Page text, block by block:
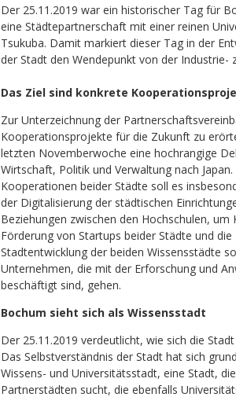
Der 25.11.2019 war ein historischer Tag für
eine Städtepartnerschaft mit einer reinen
Tsukuba. Damit markiert dieser Tag in der
der Stadt den Wendepunkt von der Industrie-
Das Ziel sind konkrete
Zur Unterzeichnung der
Kooperationsprojekte für die Zukunft zu
letzten Novemberwoche eine hochrangige
Wirtschaft, Politik und Verwaltung nach
Kooperationen beider Städte soll es
der Digitalisierung der städtischen
Beziehungen zwischen den Hochschulen,
Förderung von Startups beider Städte und
Stadtentwicklung der beiden Wissensstädte
Unternehmen, die mit der Erforschung und
beschäftigt sind, gehen.
Bochum sieht sich als Wissensstadt
Der 25.11.2019 verdeutlicht, wie sich die
Das Selbstverständnis der Stadt hat sich
Wissens- und Universitätsstadt, eine Stadt,
Partnerstädten sucht, die ebenfalls